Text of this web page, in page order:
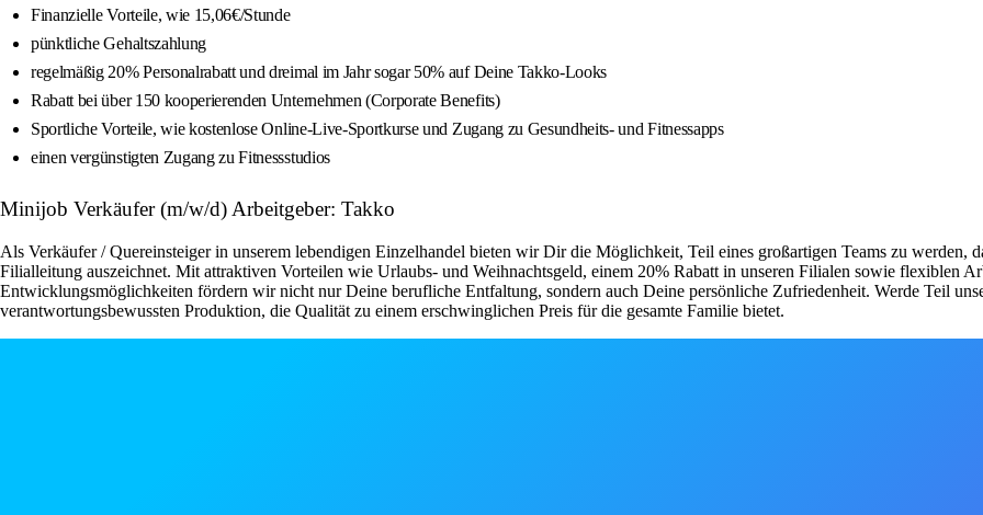
Finanzielle Vorteile, wie 15,06€/Stunde
pünktliche Gehaltszahlung
regelmäßig 20% Personalrabatt und dreimal im Jahr sogar 50% auf Deine Takko-Looks
Rabatt bei über 150 kooperierenden Unternehmen (Corporate Benefits)
Sportliche Vorteile, wie kostenlose Online-Live-Sportkurse und Zugang zu Gesundheits- und Fitnessapps
einen vergünstigten Zugang zu Fitnessstudios
Minijob Verkäufer (m/w/d) Arbeitgeber: Takko
Als Verkäufer / Quereinsteiger in unserem lebendigen Einzelhandel bieten wir Dir die Möglichkeit, Teil eines großartigen Teams zu werden,
Filialleitung auszeichnet. Mit attraktiven Vorteilen wie Urlaubs- und Weihnachtsgeld, einem 20% Rabatt in unseren Filialen sowie flexiblen
Entwicklungsmöglichkeiten fördern wir nicht nur Deine berufliche Entfaltung, sondern auch Deine persönliche Zufriedenheit. Werde Teil
verantwortungsbewussten Produktion, die Qualität zu einem erschwinglichen Preis für die gesamte Familie bietet.